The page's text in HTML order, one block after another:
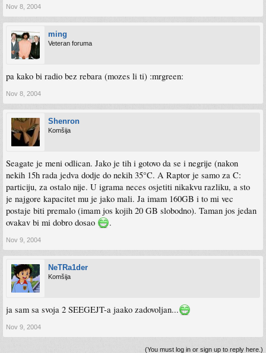
Nov 8, 2004
ming
Veteran foruma
pa kako bi radio bez rebara (mozes li ti) :mrgreen:
Nov 8, 2004
Shenron
Komšija
Seagate je meni odlican. Jako je tih i gotovo da se i negrije (nakon
nekih 15h rada jedva dodje do nekih 35°C. A Raptor je samo za C:
particiju, za ostalo nije. U igrama neces osjetiti nikakvu razliku, a sto
je najgore kapacitet mu je jako mali. Ja imam 160GB i to mi vec
postaje biti premalo (imam jos kojih 20 GB slobodno). Taman jos jedan
ovakav bi mi dobro dosao
.
Nov 9, 2004
NeTRa1der
Komšija
ja sam sa svoja 2 SEEGEJT-a jaako zadovoljan...
Nov 9, 2004
(You must log in or sign up to reply here.)